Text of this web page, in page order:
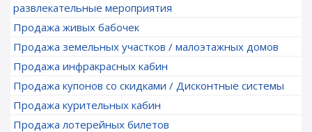
развлекательные мероприятия
Продажа живых бабочек
Продажа земельных участков / малоэтажных домов
Продажа инфракрасных кабин
Продажа купонов со скидками / Дисконтные системы
Продажа курительных кабин
Продажа лотерейных билетов